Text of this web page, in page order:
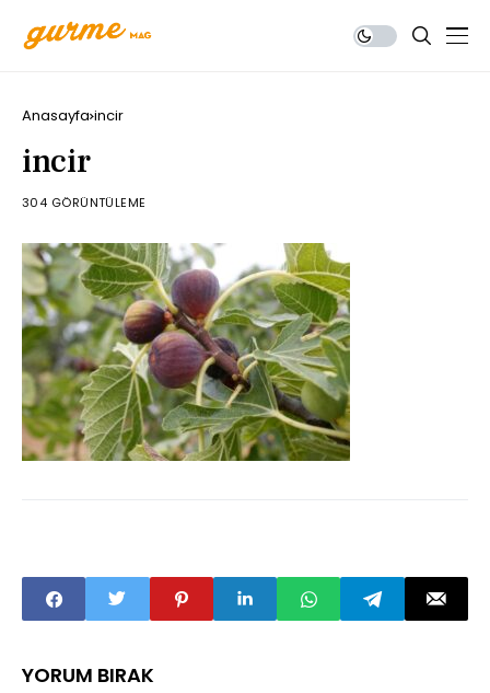
Anasayfa incir
incir
304 GÖRÜNTÜLEME
YORUM BIRAK